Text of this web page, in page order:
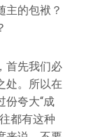
主的包袱？
首先我们必
处。所以在
份夸大“成
都有这种